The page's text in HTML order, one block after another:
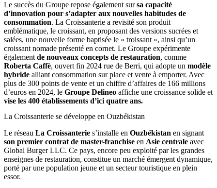
Le succès du Groupe repose également sursa capacité
d’innovation pour s’adapter aux nouvelles habitudes de
consommation. La Croissanterie a revisité son produit
emblématique, le croissant, en proposant des versions sucrées et
salées, une nouvelle forme baptisée le « troissant », ainsi qu’un
croissant nomade présenté en cornet. Le Groupe expérimente
égalementde nouveaux concepts de restauration, comme
Roberta Caffè, ouvert fin 2024 rue de Berri, qui adopte un modèle
hybride alliant consommation sur place et vente à emporter. Avec
plus de 300 points de vente et un chiffre d’affaires de 166 millions
d’euros en 2024, le Groupe Delineo affiche une croissance solide et
vise les 400 établissements d’ici quatre ans.
La Croissanterie se développe en Ouzbékistan
Le réseau La Croissanterie s’installe en Ouzbékistan en signant
son premier contrat de master-franchise en Asie centrale avec
Global Burger LLC. Ce pays, encore peu exploité par les grandes
enseignes de restauration, constitue un marché émergent dynamique,
porté par une population jeune et un secteur touristique en plein
essor.